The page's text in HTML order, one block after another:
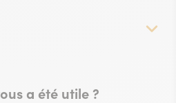
a été utile ?